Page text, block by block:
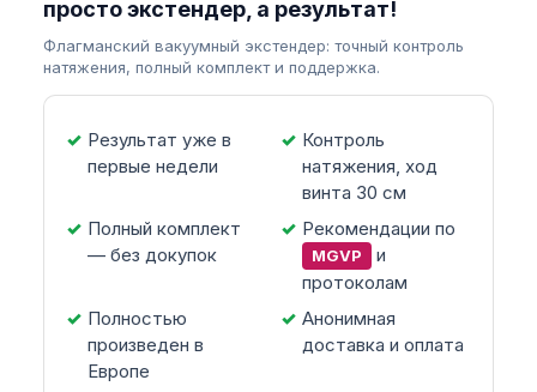
просто экстендер, а результат!
Флагманский вакуумный экстендер: точный контроль
натяжения, полный комплект и поддержка.
Результат уже в
первые недели
Контроль
натяжения, ход
винта 30 см
Полный комплект
— без докупок
Рекомендации по
MGVP
и
протоколам
Полностью
произведен в
Европе
Анонимная
доставка и оплата